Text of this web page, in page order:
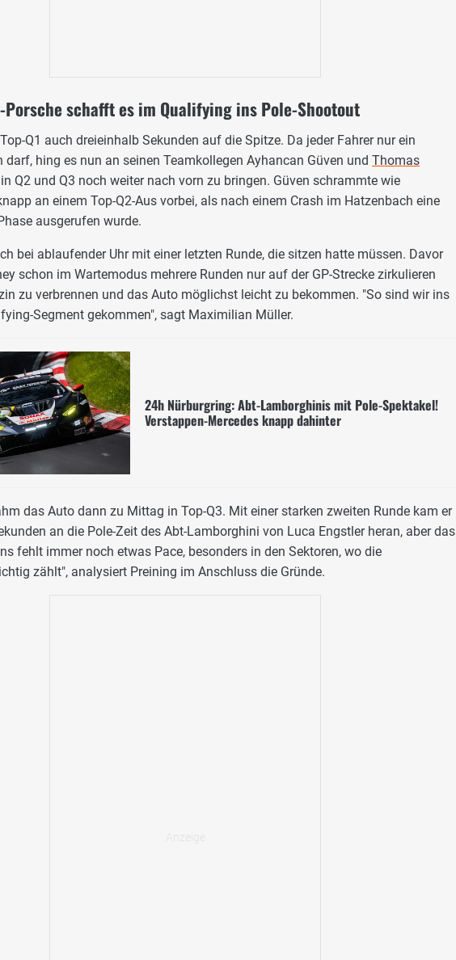
Porsche schafft es im Qualifying ins Pole-Shootout
Q1 auch dreieinhalb Sekunden auf die Spitze. Da jeder Fahrer nur ein
darf, hing es nun an seinen Teamkollegen Ayhancan Güven und Thomas
in Q2 und Q3 noch weiter nach vorn zu bringen. Güven schrammte wie
an einem Top-Q2-Aus vorbei, als nach einem Crash im Hatzenbach eine
ausgerufen wurde.
bei ablaufender Uhr mit einer letzten Runde, die sitzen hatte müssen. Davor
schon im Wartemodus mehrere Runden nur auf der GP-Strecke zirkulieren
zu verbrennen und das Auto möglichst leicht zu bekommen. "So sind wir ins
Segment gekommen", sagt Maximilian Müller.
24h Nürburgring: Abt-Lamborghinis mit Pole-Spektakel!
Verstappen-Mercedes knapp dahinter
das Auto dann zu Mittag in Top-Q3. Mit einer starken zweiten Runde kam er
an die Pole-Zeit des Abt-Lamborghini von Luca Engstler heran, aber das
fehlt immer noch etwas Pace, besonders in den Sektoren, wo die
zählt", analysiert Preining im Anschluss die Gründe.